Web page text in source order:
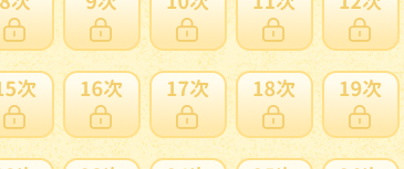
ンな輝き 小鉢 デザートカップ インテリアにも ヤ60
品には含まれません。